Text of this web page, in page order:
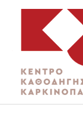
K3
ΚΕΝΤΡΟ